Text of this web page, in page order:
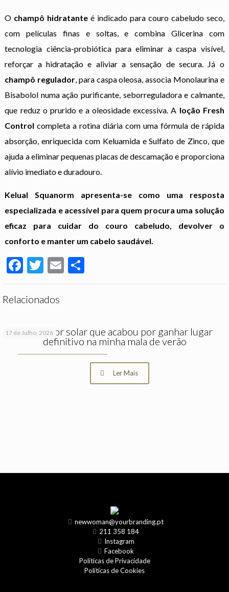
O champô hidratante é indicado para couro cabeludo seco,
com películas finas e soltas, e combina Glicerina com
tecnologia ciência-probiótica para eliminar a caspa visível,
reforçar a hidratação e aliviar a sensação de secura. Já o
champô regulador, para caspa oleosa, associa Monolaurina e
Bisabolol numa ação purificante, seborreguladora e calmante,
que reduz o prurido e a oleosidade excessiva. A loção Fresh
Control completa a rotina diária com uma fórmula de rápida
absorção, enriquecida com Keluamida e Sulfato de Zinco, que
ajuda a eliminar pequenas placas de descamação e proporciona
alívio imediato e duradouro.
Kelual Squanorm apresenta-se como uma resposta
especializada e acessível para quem procura uma solução
eficaz para cuidar do couro cabeludo, devolver o
conforto e manter um cabelo saudável.
Facebook
Twitter
Email
Relacionados
17 de Julho, 2026
O protetor solar que acabou por ganhar lugar
definitivo na minha mala de verão
Ler Mais
newwoman@yourbranding.pt
211 358 184
Instagram
Facebook
Políticas de Privacidade
Políticas de Cookies